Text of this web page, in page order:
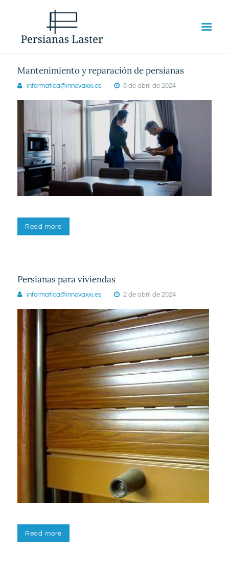
SERVICIOS
SOBRE NOSOTROS
CONTACTO
L-V 09:00 - 19:00
Bilbao
944 260 024
Mantenimiento y reparación de persianas
informatica@innovaxxi.es 8 de abril de 2024
Read more
Persianas para viviendas
informatica@innovaxxi.es 2 de abril de 2024
Read more